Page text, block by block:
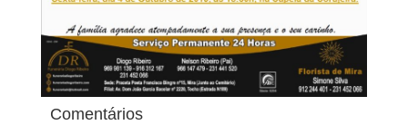
Comentários